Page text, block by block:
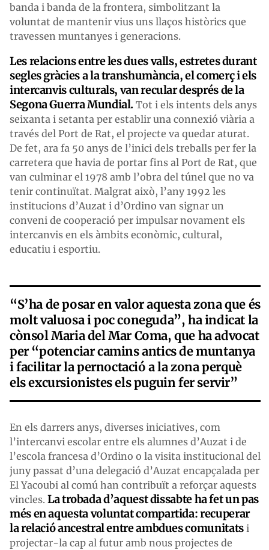
banda i banda de la frontera, simbolitzant la
voluntat de mantenir vius uns llaços històrics que
travessen muntanyes i generacions.
Les relacions entre les dues valls, estretes durant
segles gràcies a la transhumància, el comerç i els
intercanvis culturals, van recular després de la
Segona Guerra Mundial. Tot i els intents dels anys
seixanta i setanta per establir una connexió viària a
través del Port de Rat, el projecte va quedar aturat.
De fet, ara fa 50 anys de l’inici dels treballs per fer la
carretera que havia de portar fins al Port de Rat, que
van culminar el 1978 amb l’obra del túnel que no va
tenir continuïtat. Malgrat això, l’any 1992 les
institucions d’Auzat i d’Ordino van signar un
conveni de cooperació per impulsar novament els
intercanvis en els àmbits econòmic, cultural,
educatiu i esportiu.
“S’ha de posar en valor aquesta zona que és
molt valuosa i poc coneguda”, ha indicat la
cònsol Maria del Mar Coma, que ha advocat
per “potenciar camins antics de muntanya
i facilitar la pernoctació a la zona perquè
els excursionistes els puguin fer servir”
En els darrers anys, diverses iniciatives, com
l’intercanvi escolar entre els alumnes d’Auzat i de
l’escola francesa d’Ordino o la visita institucional del
juny passat d’una delegació d’Auzat encapçalada per
El Yacoubi al comú han contribuït a reforçar aquests
vincles. La trobada d’aquest dissabte ha fet un pas
més en aquesta voluntat compartida: recuperar
la relació ancestral entre ambdues comunitatsi
projectar-la cap al futur amb nous projectes de